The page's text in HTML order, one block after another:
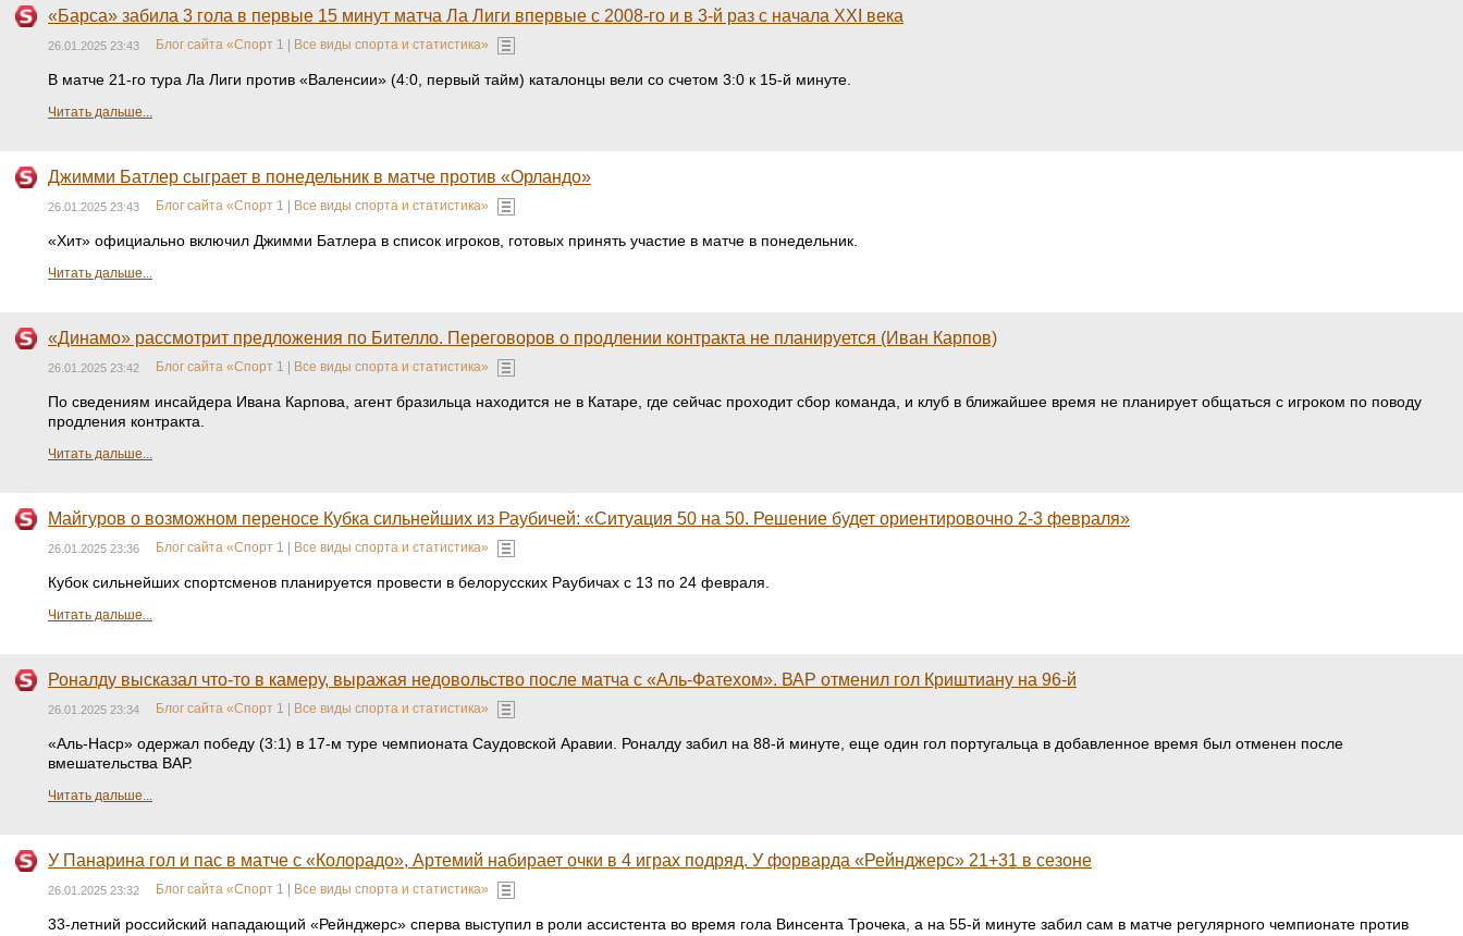
«Барса» забила 3 гола в первые 15 минут матча Ла Лиги впервые с 2008-го и в 3-й раз с начала XXI века
26.01.2025 23:43 Блог сайта «Спорт 1 | Все виды спорта и статистика»
В матче 21-го тура Ла Лиги против «Валенсии» (4:0, первый тайм) каталонцы вели со счетом 3:0 к 15-й минуте.
Читать дальше...
Джимми Батлер сыграет в понедельник в матче против «Орландо»
26.01.2025 23:43 Блог сайта «Спорт 1 | Все виды спорта и статистика»
«Хит» официально включил Джимми Батлера в список игроков, готовых принять участие в матче в понедельник.
Читать дальше...
«Динамо» рассмотрит предложения по Бителло. Переговоров о продлении контракта не планируется (Иван Карпов)
26.01.2025 23:42 Блог сайта «Спорт 1 | Все виды спорта и статистика»
По сведениям инсайдера Ивана Карпова, агент бразильца находится не в Катаре, где сейчас проходит сбор команда, и клуб в ближайшее время не планирует общаться с игроком по поводу
продления контракта.
Читать дальше...
Майгуров о возможном переносе Кубка сильнейших из Раубичей: «Ситуация 50 на 50. Решение будет ориентировочно 2-3 февраля»
26.01.2025 23:36 Блог сайта «Спорт 1 | Все виды спорта и статистика»
Кубок сильнейших спортсменов планируется провести в белорусских Раубичах с 13 по 24 февраля.
Читать дальше...
Роналду высказал что-то в камеру, выражая недовольство после матча с «Аль-Фатехом». ВАР отменил гол Криштиану на 96-й
26.01.2025 23:34 Блог сайта «Спорт 1 | Все виды спорта и статистика»
«Аль-Наср» одержал победу (3:1) в 17-м туре чемпионата Саудовской Аравии. Роналду забил на 88-й минуте, еще один гол португальца в добавленное время был отменен после
вмешательства ВАР.
Читать дальше...
У Панарина гол и пас в матче с «Колорадо», Артемий набирает очки в 4 играх подряд. У форварда «Рейнджерс» 21+31 в сезоне
26.01.2025 23:32 Блог сайта «Спорт 1 | Все виды спорта и статистика»
33-летний российский нападающий «Рейнджерс» сперва выступил в роли ассистента во время гола Винсента Трочека, а на 55-й минуте забил сам в матче регулярного чемпионате против